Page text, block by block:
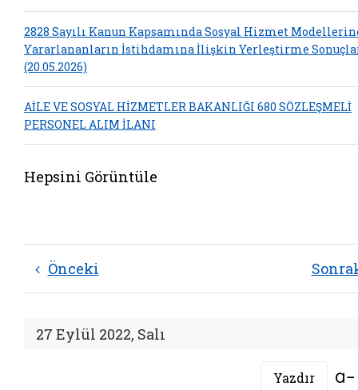
2828 Sayılı Kanun Kapsamında Sosyal Hizmet
Yararlananların İstihdamına İlişkin Yerleştirme
(20.05.2026)
AİLE VE SOSYAL HİZMETLER BAKANLIĞI 680 SÖZLEŞMELİ
PERSONEL ALIM İLANI
Hepsini Görüntüle
Önceki
27 Eylül 2022, Salı
Yazdır